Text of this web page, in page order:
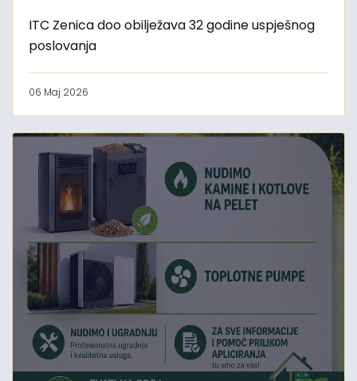
ITC Zenica doo obilježava 32 godine uspješnog
poslovanja
06 Maj 2026